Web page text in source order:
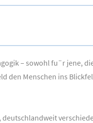
– sowohl fu¨r jene,
den Menschen ins